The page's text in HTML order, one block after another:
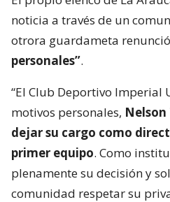
noticia a través de un
otrora guardameta renunció
personales”.
“El Club Deportivo
motivos personales,
dejar su cargo como
primer equipo. Como
plenamente su decisión y
comunidad respetar su